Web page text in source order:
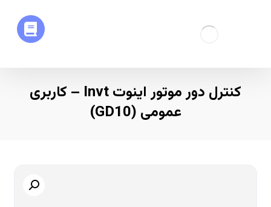
کنترل دور موتور اینوت Invt – کاربری
عمومی (GD10)